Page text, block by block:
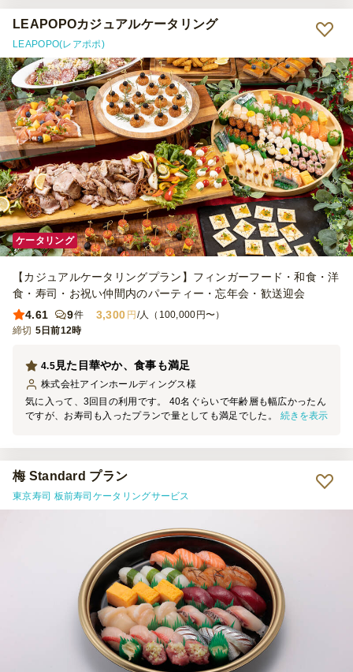
嬉しいです。
LEAPOPOカジュアルケータリング
LEAPOPO(レアポポ)
ケータリング
【カジュアルケータリングプラン】フィンガーフード・和食・洋
食・寿司・お祝い仲間内のパーティー・忘年会・歓送迎会
4.61
9件 3,300 円 /人（100,000円〜）
締切 5日前12時
見た目華やか、食事も満足
4.5
株式会社アインホールディングス様
気に入って、3回目の利用です。 40名ぐらいで年齢層も幅広かったん
ですが、お寿司も入ったプランで量としても満足でした。 飲み放題
続きを表示
梅 Standard プラン
東京寿司 板前寿司ケータリングサービス